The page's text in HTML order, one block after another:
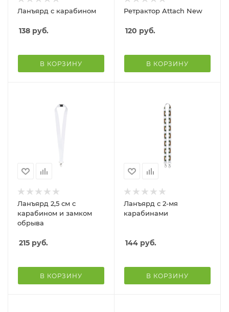
Ланъярд с карабином
138 руб.
В КОРЗИНУ
Ретрактор Attach New
120 руб.
В КОРЗИНУ
Ланъярд 2,5 см с
карабином и замком
обрыва
215 руб.
В КОРЗИНУ
Ланъярд с 2-мя
карабинами
144 руб.
В КОРЗИНУ